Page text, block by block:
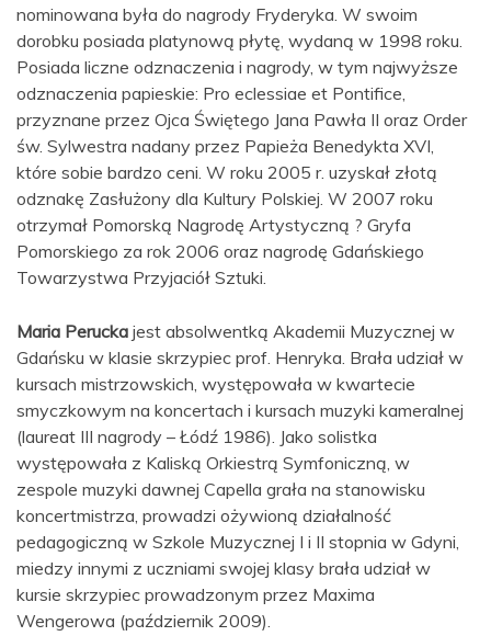
nominowana była do nagrody Fryderyka. W swoim
dorobku posiada platynową płytę, wydaną w 1998 roku.
Posiada liczne odznaczenia i nagrody, w tym najwyższe
odznaczenia papieskie: Pro eclessiae et Pontifice,
przyznane przez Ojca Świętego Jana Pawła II oraz Order
św. Sylwestra nadany przez Papieża Benedykta XVI,
które sobie bardzo ceni. W roku 2005 r. uzyskał złotą
odznakę Zasłużony dla Kultury Polskiej. W 2007 roku
otrzymał Pomorską Nagrodę Artystyczną ? Gryfa
Pomorskiego za rok 2006 oraz nagrodę Gdańskiego
Towarzystwa Przyjaciół Sztuki.
Maria Perucka jest absolwentką Akademii Muzycznej w
Gdańsku w klasie skrzypiec prof. Henryka. Brała udział w
kursach mistrzowskich, występowała w kwartecie
smyczkowym na koncertach i kursach muzyki kameralnej
(laureat III nagrody – Łódź 1986). Jako solistka
występowała z Kaliską Orkiestrą Symfoniczną, w
zespole muzyki dawnej Capella grała na stanowisku
koncertmistrza, prowadzi ożywioną działalność
pedagogiczną w Szkole Muzycznej I i II stopnia w Gdyni,
miedzy innymi z uczniami swojej klasy brała udział w
kursie skrzypiec prowadzonym przez Maxima
Wengerowa (październik 2009).